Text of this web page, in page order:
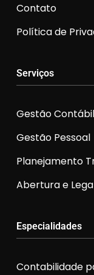
Contato
Política de
Serviços
Gestão Contábil
Gestão Pessoal
Planejamento
Abertura e
Especialidades
Contabilidade